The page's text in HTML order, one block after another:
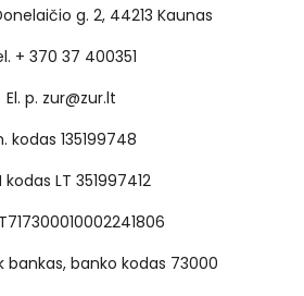
g. 2, 44213 Kaunas
+ 370 37 400351
El. p. zur@zur.lt
kodas 135199748
kodas LT 351997412
bankas, banko kodas 73000